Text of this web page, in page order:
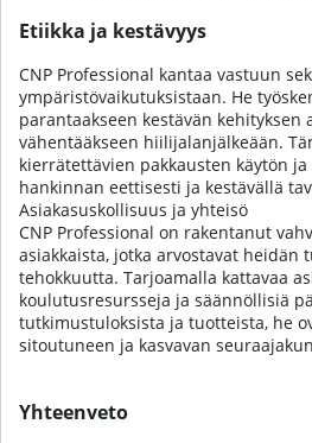
Etiikka ja kestävyys
CNP Professional kantaa vastuun
ympäristövaikutuksistaan. He
parantaakseen kestävän kehityksen
vähentääkseen hiilijalanjälkeään.
kierrätettävien pakkausten käytön
hankinnan eettisesti ja kestävällä
Asiakasuskollisuus ja yhteisö
CNP Professional on rakentanut
asiakkaista, jotka arvostavat heidän
tehokkuutta. Tarjoamalla kattavaa
koulutusresursseja ja säännöllisiä
tutkimustuloksista ja tuotteista, he
sitoutuneen ja kasvavan
Yhteenveto